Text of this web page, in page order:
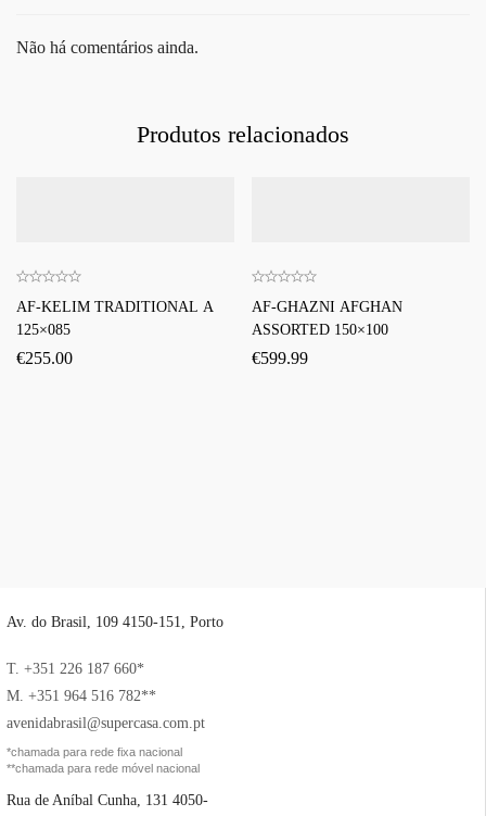
Não há comentários ainda.
Produtos relacionados
AF-KELIM TRADITIONAL A
125×085
€255.00
AF-GHAZNI AFGHAN
ASSORTED 150×100
€599.99
Av. do Brasil, 109 4150-151, Porto
T. +351 226 187 660*
M. +351 964 516 782**
avenidabrasil@supercasa.com.pt
*chamada para rede fixa nacional
**chamada para rede móvel nacional
Rua de Aníbal Cunha, 131 4050-